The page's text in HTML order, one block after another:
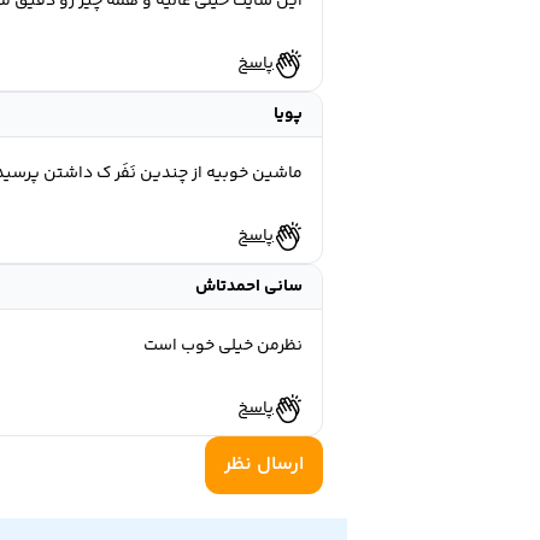
پاسخ
پويا
ماشين خوبيه از چندين نَفَر ك داشتن
پاسخ
سانی احمدتاش
نظرمن خیلی خوب است
پاسخ
ارسال نظر